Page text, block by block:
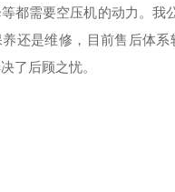
都需要空压机的动力。我
还是维修，目前售后体系
了后顾之忧。